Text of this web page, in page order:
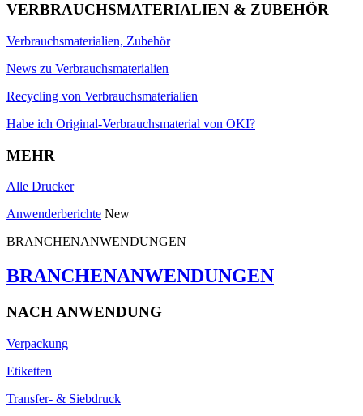
VERBRAUCHSMATERIALIEN & ZUBEHÖR
Verbrauchsmaterialien, Zubehör
News zu Verbrauchsmaterialien
Recycling von Verbrauchsmaterialien
Habe ich Original-Verbrauchsmaterial von OKI?
MEHR
Alle Drucker
Anwenderberichte New
BRANCHENANWENDUNGEN
BRANCHENANWENDUNGEN
NACH ANWENDUNG
Verpackung
Etiketten
Transfer- & Siebdruck